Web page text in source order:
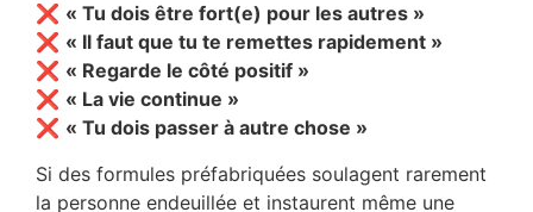
❌ « Tu dois être fort(e) pour les autres »
❌ « Il faut que tu te remettes rapidement »
❌ « Regarde le côté positif »
❌ « La vie continue »
❌ « Tu dois passer à autre chose »
Si des formules préfabriquées soulagent rarement
la personne endeuillée et instaurent même une